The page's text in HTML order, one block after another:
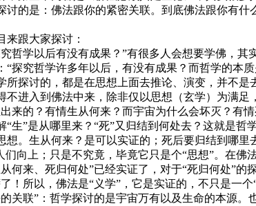
讨的是：佛法跟你的紧密关联。到底佛法跟你有
跟大家探讨：
学以后有没有成果？”有很多人会想要学佛，其
“探究哲学许多年以后，有没有成果？而哲学的
探讨的，都是在思想上面去推论、演变，并不
入到佛法中来，除非仅以思想（玄学）为满足
来的？有情生从何来？而宇宙为什么会坏灭？有
生”是从哪里来？“死”又归结到何处去？这就是
想。生从何来？是可以实证的；死后要归结到哪
们向上；只是不究竟，毕竟它只是个“思想”。在
何来、死归何处”已经实证了，对于“死归何处”
！所以，佛法是“义学”，它是实证的，不只是一个“
联”：哲学探讨的是宇宙万有以及生命的本源。